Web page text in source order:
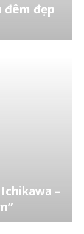
đêm đẹp
–